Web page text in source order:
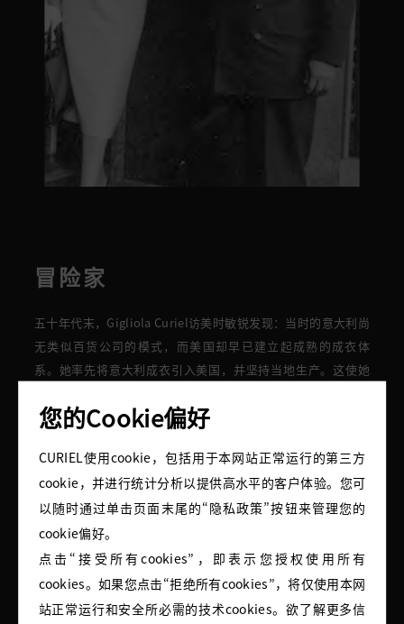
冒险家
五十年代末，Gigliola Curiel 访美时敏锐发现： 当时的 意大利尚
无类似 百货公司的 模式， 而 美国 却早 已建立起成熟的成衣体
系。她率先将意大利成衣引入美国，并坚持当地生产。 这使她
Goodman百货设计独家系列的意大利设计师
您的Cookie偏好
CURIEL使用cookie，包括用于本网站正常运行的第三方
cookie，并进行统计分析以提供高水平的客户体验。您可
以随时通过单击页面末尾的“隐私政策”按钮来管理您的
cookie偏好。
点击“接受所有cookies”，即表示您授权使用所有
cookies。如果您点击“拒绝所有cookies”，将仅使用本网
站正常运行和安全所必需的技术cookies。欲了解更多信